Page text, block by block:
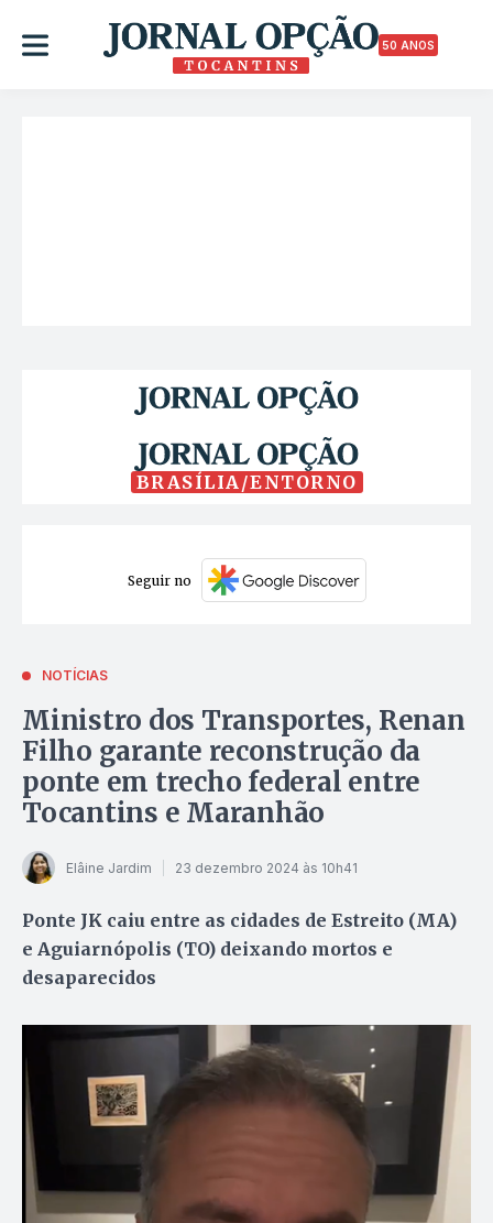
50 ANOS
BRASÍLIA/ENTORNO
Seguir no
NOTÍCIAS
Ministro dos Transportes, Renan
Filho garante reconstrução da
ponte em trecho federal entre
Tocantins e Maranhão
Elâine Jardim 23 dezembro 2024 às 10h41
Ponte JK caiu entre as cidades de Estreito (MA)
e Aguiarnópolis (TO) deixando mortos e
desaparecidos